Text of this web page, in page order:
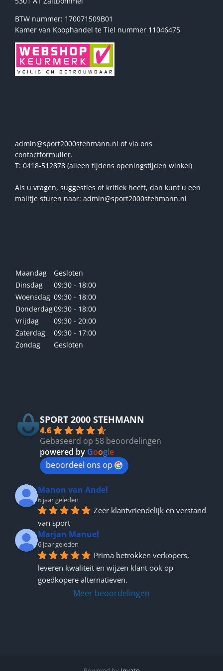
BTW nummer: 170071509B01
Kamer van Koophandel te Tiel nummer 11046475
admin@sport2000stehmann.nl of via ons
contactformulier.
T: 0418-512878 (alleen tijdens openingstijden winkel)
Als u vragen, suggesties of kritiek heeft, dan kunt u een
mailtje sturen naar: admin@sport2000stehmann.nl
Maandag
Gesloten
Dinsdag
09:30 - 18:00
Woensdag 09:30 - 18:00
Donderdag09:30 - 18:00
Vrijdag
09:30 - 20:00
Zaterdag
09:30 - 17:00
Zondag
Gesloten
SPORT 2000 STEHMANN
4.6
Gebaseerd op 58 beoordelingen
powered by Google
beoordeel ons op
Manon van Andel
6 jaar geleden
Zeer klantvriendelijk en verstand
van sport
Marjan Manuel
6 jaar geleden
Prima betrokken verkopers,
leveren kwaliteit en wijzen klant ook op
goedkopere alternatieven.
Meer beoordelingen